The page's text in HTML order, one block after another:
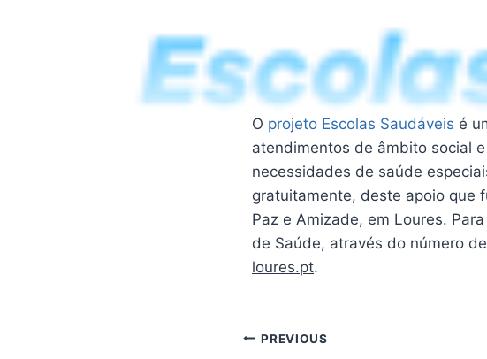
O projeto Escolas Saudáveis é
atendimentos de âmbito social
necessidades de saúde
gratuitamente, deste apoio que
Paz e Amizade, em Loures.
de Saúde, através do número
loures.pt.
PREVIOUS